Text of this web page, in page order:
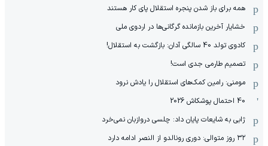
همه برای باز شدن پنجره استقلال پای کار هستند
خشایار آخرین بازمانده گرگانی‌ها در اردوی ملی
کادوی تولد 40 سالگی آدان: بازگشت به استقلال!
تصمیم طارمی جدی است!
مومنی: رامین کمک‌های استقلال را یادش نرود
40 احتمال پوشکاش 2026
ژابی به شایعات پایان داد: چلسی دروازبان نمی‌خرد
۳۲ روز متوالی: دوری رونالدو از النصر ادامه دارد